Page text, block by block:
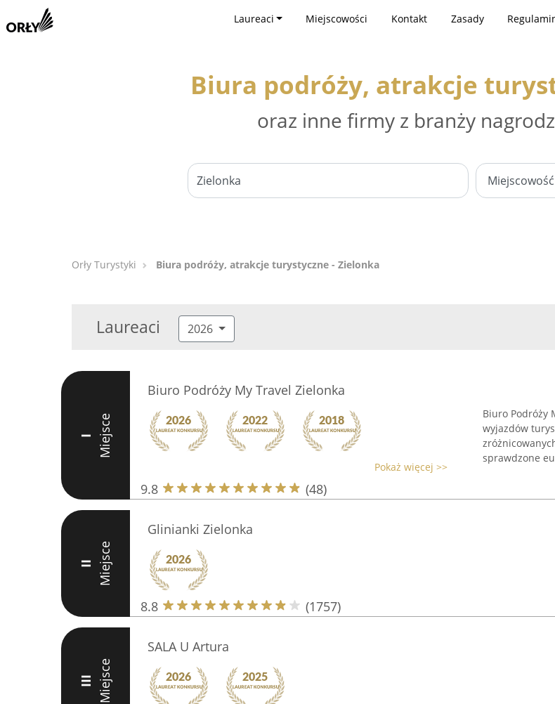
Laureaci Miejscowości Kontakt Zasady
Biura podróży, atrakcje
oraz inne firmy z branży
Orły Turystyki Biura podróży, atrakcje turystyczne - Zielonka
Laureaci 2026
I Miejsce
Biuro Podróży My Travel Zielonka
Pokaż więcej >>
9.8 (48)
Biuro Podróży
wyjazdów
sprawdzone
II Miejsce
Glinianki Zielonka
8.8 (1757)
III Miejsce
SALA U Artura